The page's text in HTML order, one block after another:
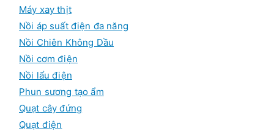
Máy xay thịt
Nồi áp suất điện đa năng
Nồi Chiên Không Dầu
Nồi cơm điện
Nồi lẩu điện
Phun sương tạo ẩm
Quạt cây đứng
Quạt điện